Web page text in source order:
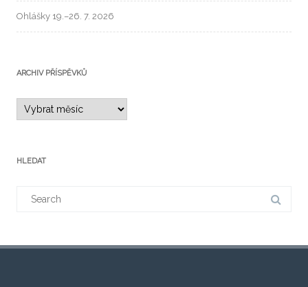
Ohlášky 19.–26. 7. 2026
ARCHIV PŘÍSPĚVKŮ
HLEDAT